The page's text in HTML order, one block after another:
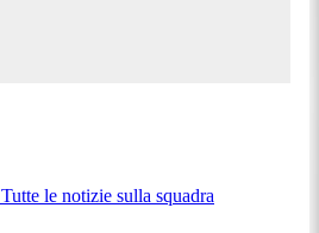
Tutte le notizie sulla squadra